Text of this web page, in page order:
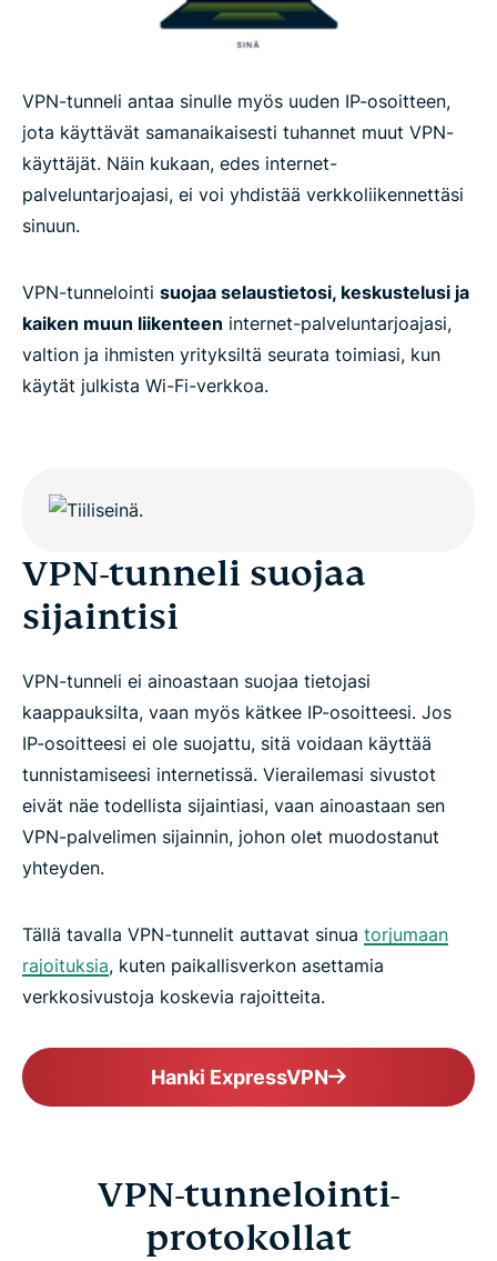
VPN-tunneli antaa sinulle myös uuden IP-osoitteen,
jota käyttävät samanaikaisesti tuhannet muut VPN-
käyttäjät. Näin kukaan, edes internet-
palveluntarjoajasi, ei voi yhdistää verkkoliikennettäsi
sinuun.
VPN-tunnelointi suojaa selaustietosi, keskustelusi ja
kaiken muun liikenteen internet-palveluntarjoajasi,
valtion ja ihmisten yrityksiltä seurata toimiasi, kun
käytät julkista Wi-Fi-verkkoa.
VPN-tunneli suojaa
sijaintisi
VPN-tunneli ei ainoastaan suojaa tietojasi
kaappauksilta, vaan myös kätkee IP-osoitteesi. Jos
IP-osoitteesi ei ole suojattu, sitä voidaan käyttää
tunnistamiseesi internetissä. Vierailemasi sivustot
eivät näe todellista sijaintiasi, vaan ainoastaan sen
VPN-palvelimen sijainnin, johon olet muodostanut
yhteyden.
Tällä tavalla VPN-tunnelit auttavat sinua torjumaan
rajoituksia, kuten paikallisverkon asettamia
verkkosivustoja koskevia rajoitteita.
Hanki ExpressVPN
VPN-tunnelointi-
protokollat